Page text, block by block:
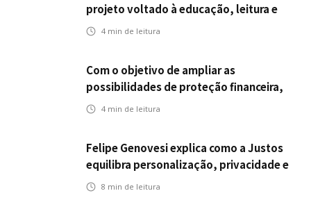
projeto voltado à educação, leitura e
empregabilidade
4 min de leitura
Com o objetivo de ampliar as
possibilidades de proteção financeira,
Icatu Seguros eleva capital segurado
4 min de leitura
Felipe Genovesi explica como a Justos
equilibra personalização, privacidade e
tecnologia
8 min de leitura